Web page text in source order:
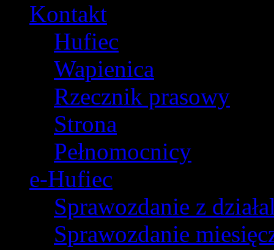
Kontakt
Hufiec
Wapienica
Rzecznik prasowy
Strona
Pełnomocnicy
e-Hufiec
Sprawozdanie z
Sprawozdanie